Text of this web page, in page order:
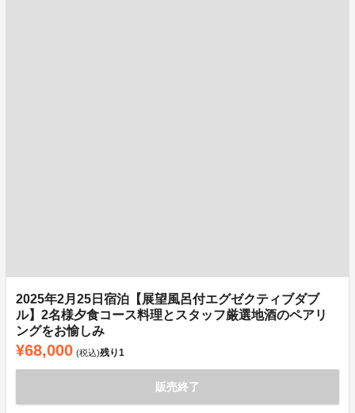
2025年2月25日宿泊【展望風呂付エグゼクティブダブ
ル】2名様夕食コース料理とスタッフ厳選地酒のペアリ
ングをお愉しみ
¥68,000 (税込)残り1
販売終了